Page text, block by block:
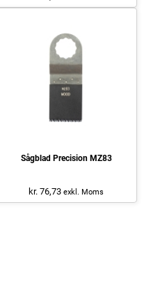
Sågblad Precision MZ83
kr. 76,73 exkl. Moms